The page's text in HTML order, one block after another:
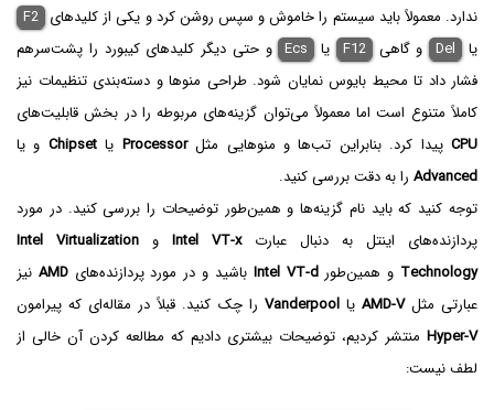
ندارد. معمولاً باید سیستم را خاموش و سپس روشن کرد و یکی از کلیدهای F2
یا Del و گاهی F12 یا Ecs و حتی دیگر کلیدهای کیبورد را پشت‌سرهم
فشار داد تا محیط بایوس نمایان شود. طراحی منوها و دسته‌بندی تنظیمات نیز
کاملاً متنوع است اما معمولاً می‌توان گزینه‌های مربوطه را در بخش قابلیت‌های
CPUپیدا کرد. بنابراین تب‌ها و منوهایی مثلProcessor یا Chipset و یا
Advanced را به دقت بررسی کنید.
توجه کنید که باید نام گزینه‌ها و همین‌طور توضیحات را بررسی کنید. در مورد
پردازنده‌های اینتل به دنبال عبارتIntel VT-x و Intel Virtualization
Technology و همین‌طورIntel VT-d باشید و در مورد پردازنده‌هایAMD نیز
عبارتی مثلAMD-V‌ یاVanderpool را چک کنید. قبلاً در مقاله‌ای که پیرامون
Hyper-V منتشر کردیم، توضیحات بیشتری دادیم که مطالعه کردن آن خالی از
لطف نیست: